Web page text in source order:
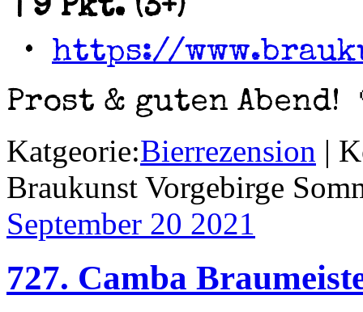
| 9 Pkt. (3+)
• https://
Prost & guten Abend!
Katgeorie:Bierrezension |
Braukunst Vorgebirge
September 20 2021
727. Camba